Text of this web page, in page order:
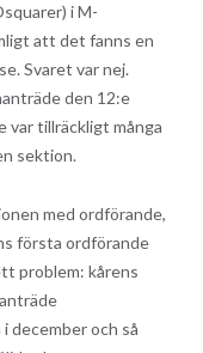
i M-
att det fanns en
Svaret var nej.
den 12:e
var tillräckligt många
sektion.
med ordförande,
första ordförande
problem: kårens
december och så